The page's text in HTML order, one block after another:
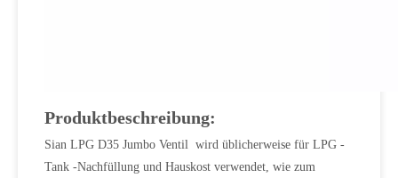
Produktbeschreibung:
Sian LPG D35 Jumbo Ventil wird üblicherweise für LPG -
Tank -Nachfüllung und Hauskost verwendet, wie zum